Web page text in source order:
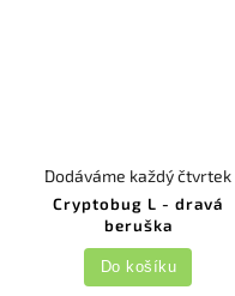
Cryptobug L - dravá
beruška
Dodáváme každý čtvrtek
Do košíku